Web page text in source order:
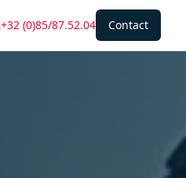
+32 (0)85/87.52.04 Contact